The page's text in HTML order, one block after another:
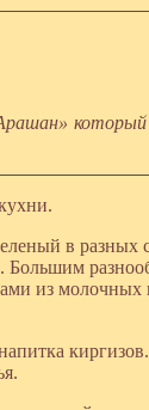
в разных
Большим
из